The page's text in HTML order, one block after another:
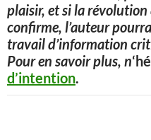
plaisir, et si la
confirme, l’auteur
travail d’information
Pour en savoir plus, n
d’intention.